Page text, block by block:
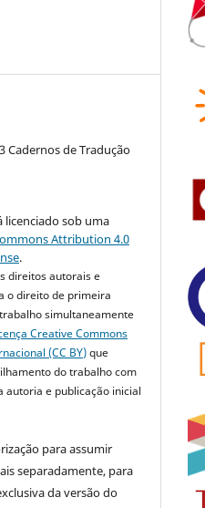
Cadernos de Tradução
licenciado sob uma
Attribution 4.0
.
direitos autorais e
o direito de primeira
simultaneamente
Creative Commons
(CC BY)que
do trabalho com
autoria e publicação inicial
para assumir
separadamente, para
da versão do